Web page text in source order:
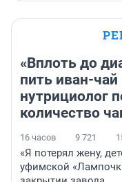
«Вплоть до
пить иван-
нутрициолог
количество
16 часов 9 721
«Я потерял жену,
уфимской